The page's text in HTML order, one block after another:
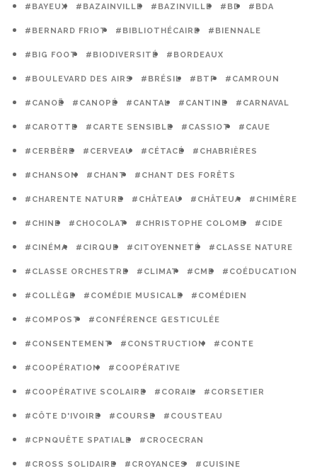
#BAYEUX #BAZAINVILLE #BAZINVILLE #BD #BDA
#BERNARD FRIOT #BIBLIOTHÉCAIRE #BIENNALE
#BIG FOOT #BIODIVERSITÉ #BORDEAUX
#BOULEVARD DES AIRS #BRÉSIL #BTP #CAMROUN
#CANOË #CANOPÉ #CANTAL #CANTINE #CARNAVAL
#CAROTTE #CARTE SENSIBLE #CASSIOT #CAUE
#CERBÈRE #CERVEAU #CÉTACÉ #CHABRIÈRES
#CHANSON #CHANT #CHANT DES FORÊTS
#CHARENTE NATURE #CHÂTEAU #CHÂTEUA #CHIMÈRE
#CHINE #CHOCOLAT #CHRISTOPHE COLOMB #CIDE
#CINÉMA #CIRQUE #CITOYENNETÉ #CLASSE NATURE
#CLASSE ORCHESTRE #CLIMAT #CME #COÉDUCATION
#COLLÈGE #COMÉDIE MUSICALE #COMÉDIEN
#COMPOST #CONFÉRENCE GESTICULÉE
#CONSENTEMENT #CONSTRUCTION #CONTE
#COOPÉRATION #COOPÉRATIVE
#COOPÉRATIVE SCOLAIRE #CORAIL #CORSETIER
#CÔTE D'IVOIRE #COURSE #COUSTEAU
#CPNQUÊTE SPATIALE #CROCECRAN
#CROSS SOLIDAIRE #CROYANCES #CUISINE